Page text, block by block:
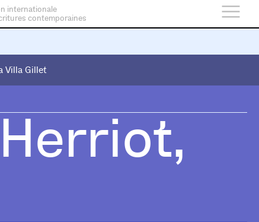
internationale
contemporaines
Villa Gillet
Villa Gillet